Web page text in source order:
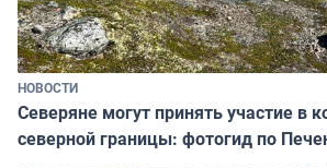
НОВОСТИ
Северяне могут принять участие в
северной границы: фотогид по